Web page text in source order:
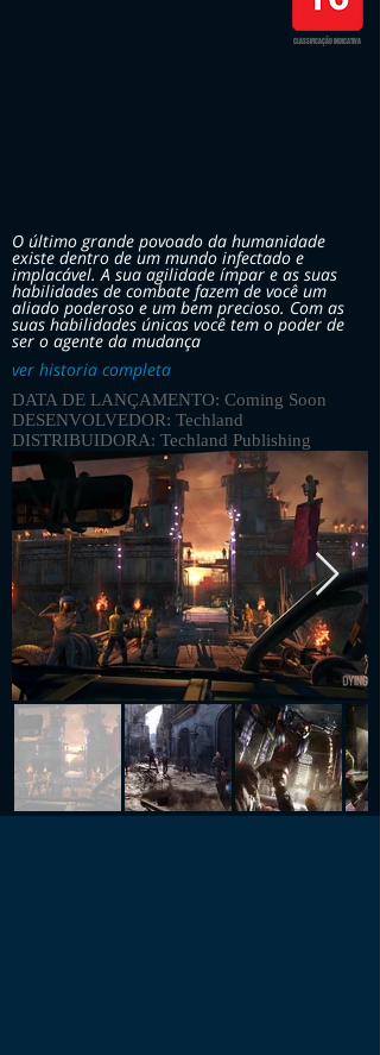
CLASSIFICAÇÃO INDICATIVA
O último grande povoado da humanidade
existe dentro de um mundo infectado e
implacável. A sua agilidade ímpar e as suas
habilidades de combate fazem de você um
aliado poderoso e um bem precioso. Com as
suas habilidades únicas você tem o poder de
ser o agente da mudança
ver historia completa
DATA DE LANÇAMENTO: Coming Soon
DESENVOLVEDOR: Techland
DISTRIBUIDORA: Techland Publishing